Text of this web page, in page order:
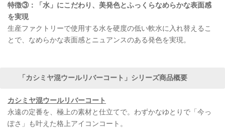
特徴③：「水」にこだわり、美発色とふっくらなめらかな表面感
を実現
生産ファクトリーで使用する水を硬度の低い軟水に入れ替えるこ
とで、なめらかな表面感とニュアンスのある発色を実現。
「カシミヤ混ウールリバーコート」シリーズ商品概要
カシミヤ混ウールリバーコート
永遠の定番を、極上の素材と仕立てで。わずかなゆとりで「今っ
ぽさ」も叶えた格上アイコンコート。